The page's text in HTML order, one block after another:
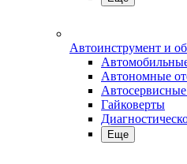
Автоинструмент и
Автономные
Гайковерты
Еще